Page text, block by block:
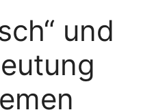
und